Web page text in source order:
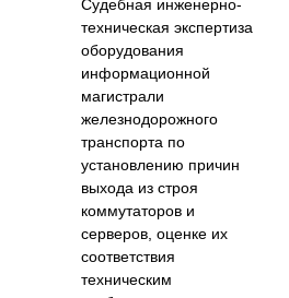
Судебная инженерно-
техническая экспертиза
оборудования
информационной
магистрали
железнодорожного
транспорта по
установлению причин
выхода из строя
коммутаторов и
серверов, оценке их
соответствия
техническим